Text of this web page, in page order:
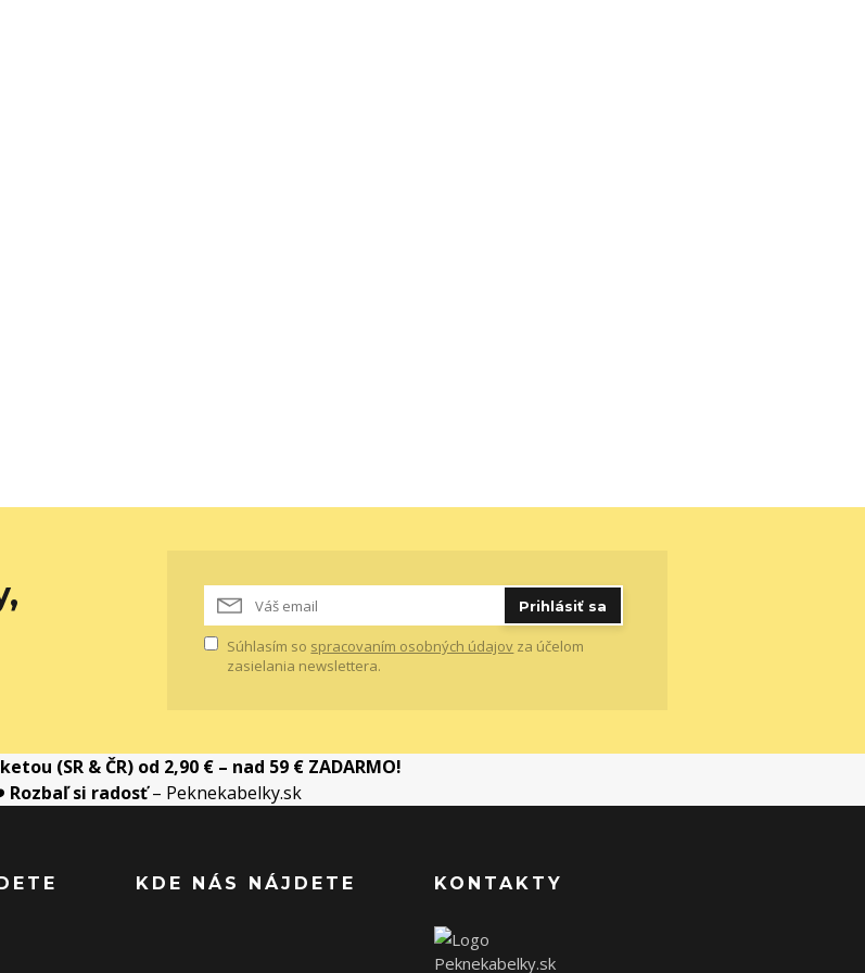
Prihlásiť sa
Súhlasím so spracovaním osobných údajov za účelom
zasielania newslettera.
(SR & ČR) od 2,90 € – nad 59 € ZADARMO!
Rozbaľ si radosť– Peknekabelky.sk
KDE NÁS NÁJDETE KONTAKTY
Peknekabelky.sk